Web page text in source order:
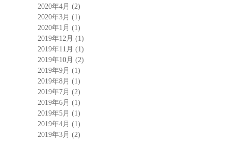
2020年4月 (2)
2020年3月 (1)
2020年1月 (1)
2019年12月 (1)
2019年11月 (1)
2019年10月 (2)
2019年9月 (1)
2019年8月 (1)
2019年7月 (2)
2019年6月 (1)
2019年5月 (1)
2019年4月 (1)
2019年3月 (2)